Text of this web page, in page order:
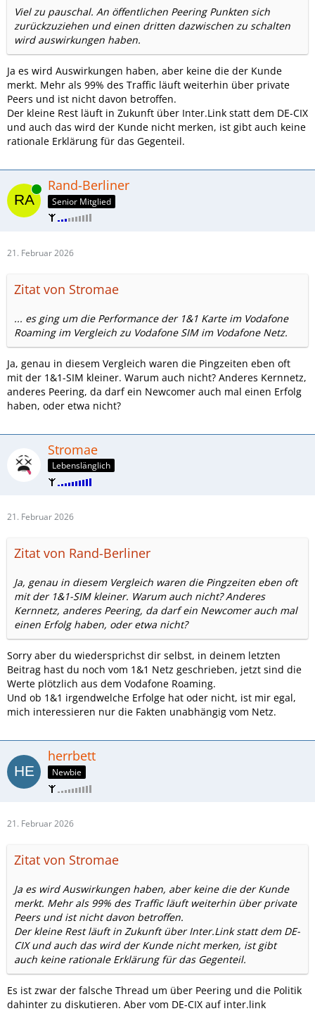
Viel zu pauschal. An öffentlichen Peering Punkten sich
zurückzuziehen und einen dritten dazwischen zu schalten
wird auswirkungen haben.
Ja es wird Auswirkungen haben, aber keine die der Kunde
merkt. Mehr als 99% des Traffic läuft weiterhin über private
Peers und ist nicht davon betroffen.
Der kleine Rest läuft in Zukunft über Inter.Link statt dem DE-CIX
und auch das wird der Kunde nicht merken, ist gibt auch keine
rationale Erklärung für das Gegenteil.
Online Rand-Berliner
Senior Mitglied
21. Februar 2026
Zitat von Stromae
... es ging um die Performance der 1&1 Karte im Vodafone
Roaming im Vergleich zu Vodafone SIM im Vodafone Netz.
Ja, genau in diesem Vergleich waren die Pingzeiten eben oft
mit der 1&1-SIM kleiner. Warum auch nicht? Anderes Kernnetz,
anderes Peering, da darf ein Newcomer auch mal einen Erfolg
haben, oder etwa nicht?
Stromae
Lebenslänglich
21. Februar 2026
Zitat von Rand-Berliner
Ja, genau in diesem Vergleich waren die Pingzeiten eben oft
mit der 1&1-SIM kleiner. Warum auch nicht? Anderes
Kernnetz, anderes Peering, da darf ein Newcomer auch mal
einen Erfolg haben, oder etwa nicht?
Sorry aber du wiedersprichst dir selbst, in deinem letzten
Beitrag hast du noch vom 1&1 Netz geschrieben, jetzt sind die
Werte plötzlich aus dem Vodafone Roaming.
Und ob 1&1 irgendwelche Erfolge hat oder nicht, ist mir egal,
mich interessieren nur die Fakten unabhängig vom Netz.
herrbett
Newbie
21. Februar 2026
Zitat von Stromae
Ja es wird Auswirkungen haben, aber keine die der Kunde
merkt. Mehr als 99% des Traffic läuft weiterhin über private
Peers und ist nicht davon betroffen.
Der kleine Rest läuft in Zukunft über Inter.Link statt dem DE-
CIX und auch das wird der Kunde nicht merken, ist gibt
auch keine rationale Erklärung für das Gegenteil.
Es ist zwar der falsche Thread um über Peering und die Politik
dahinter zu diskutieren. Aber vom DE-CIX auf inter.link